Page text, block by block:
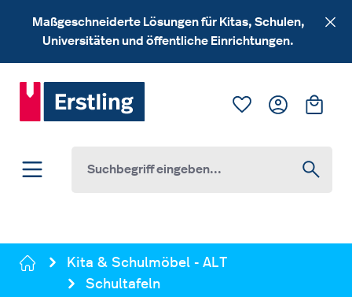
Zum Hauptinhalt springen
Maßgeschneiderte Lösungen für Kitas, Schulen,
Universitäten und öffentliche Einrichtungen.
Du hast 0
Kita & Schulmöbel - ALT
Schultafeln